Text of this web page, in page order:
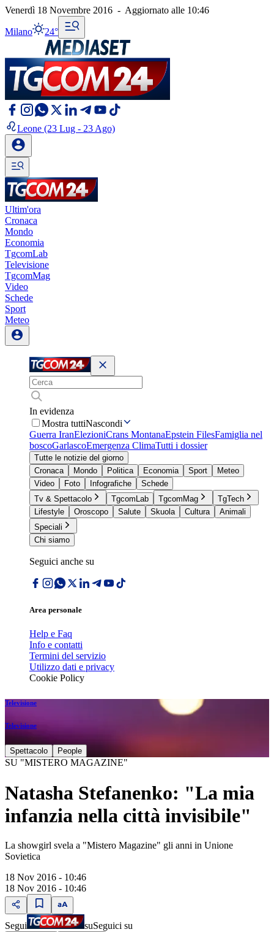
Venerdì 18 Novembre 2016 - Aggiornato alle 10:46
Milano 24°
Leone (23 Lug - 23 Ago)
Ultim'ora
Cronaca
Mondo
Economia
TgcomLab
Televisione
TgcomMag
Video
Schede
Sport
Meteo
In evidenza
Mostra tuttiNascondi
Guerra IranElezioniCrans MontanaEpstein FilesFamiglia nel
boscoGarlascoEmergenza ClimaTutti i dossier
Tutte le notizie del giorno
Cronaca
Mondo Politica Economia Sport
Meteo
Video
Foto Infografiche
Schede
Tv & Spettacolo
TgcomLab TgcomMag
TgTech
Lifestyle
Oroscopo Salute Skuola Cultura
Animali
Speciali
Chi siamo
Seguici anche su
Area personale
Help e Faq
Info e contatti
Termini del servizio
Utilizzo dati e privacy
Cookie Policy
Televisione
Televisione
Spettacolo People
SU "MISTERO MAGAZINE"
Natasha Stefanenko: "La mia
infanzia nella città invisibile"
La showgirl svela a "Mistero Magazine" gli anni in Unione
Sovietica
18 Nov 2016 - 10:46
18 Nov 2016 - 10:46
Segui suSeguici su